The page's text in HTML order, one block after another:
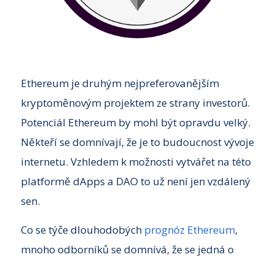
Ethereum je druhým nejpreferovanějším
kryptoměnovým projektem ze strany investorů.
Potenciál Ethereum by mohl být opravdu velký.
Někteří se domnívají, že je to budoucnost vývoje
internetu. Vzhledem k možnosti vytvářet na této
platformě dApps a DAO to už není jen vzdálený
sen.
Co se týče dlouhodobých prognóz Ethereum,
mnoho odborníků se domnívá, že se jedná o